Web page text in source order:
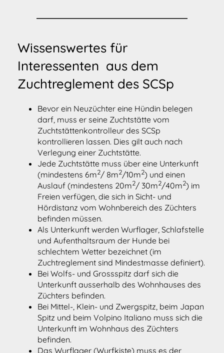
Wissenswertes für
Interessenten aus dem
Zuchtreglement des SCSp
Bevor ein Neuzüchter eine Hündin belegen
darf, muss er seine Zuchtstätte vom
Zuchtstättenkontrolleur des SCSp
kontrollieren lassen. Dies gilt auch nach
Verlegung einer Zuchtstätte.
Jede Zuchtstätte muss über eine Unterkunft
(mindestens 6m2/ 8m2/10m2) und einen
Auslauf (mindestens 20m2/ 30m2/40m2) im
Freien verfügen, die sich in Sicht- und
Hördistanz vom Wohnbereich des Züchters
befinden müssen.
Als Unterkunft werden Wurflager, Schlafstelle
und Aufenthaltsraum der Hunde bei
schlechtem Wetter bezeichnet (im
Zuchtreglement sind Mindestmasse definiert).
Bei Wolfs- und Grossspitz darf sich die
Unterkunft ausserhalb des Wohnhauses des
Züchters befinden.
Bei Mittel-, Klein- und Zwergspitz, beim Japan
Spitz und beim Volpino Italiano muss sich die
Unterkunft im Wohnhaus des Züchters
befinden.
Das Wurflager (Wurfkiste) muss es der